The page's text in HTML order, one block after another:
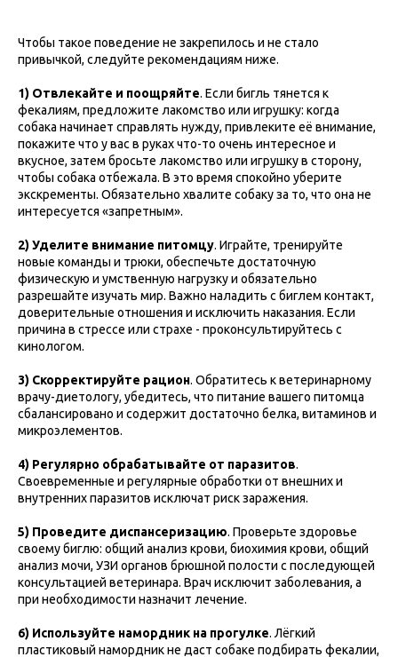
Чтобы такое поведение не закрепилось и не стало
привычкой, следуйте рекомендациям ниже.
1) Отвлекайте и поощряйте. Если бигль тянется к
фекалиям, предложите лакомство или игрушку: когда
собака начинает справлять нужду, привлеките её внимание,
покажите что у вас в руках что-то очень интересное и
вкусное, затем бросьте лакомство или игрушку в сторону,
чтобы собака отбежала. В это время спокойно уберите
экскременты. Обязательно хвалите собаку за то, что она не
интересуется «запретным».
2) Уделите внимание питомцу. Играйте, тренируйте
новые команды и трюки, обеспечьте достаточную
физическую и умственную нагрузку и обязательно
разрешайте изучать мир. Важно наладить с биглем контакт,
доверительные отношения и исключить наказания. Если
причина в стрессе или страхе - проконсультируйтесь с
кинологом.
3) Скорректируйте рацион. Обратитесь к ветеринарному
врачу-диетологу, убедитесь, что питание вашего питомца
сбалансировано и содержит достаточно белка, витаминов и
микроэлементов.
4) Регулярно обрабатывайте от паразитов.
Своевременные и регулярные обработки от внешних и
внутренних паразитов исключат риск заражения.
5) Проведите диспансеризацию. Проверьте здоровье
своему биглю: общий анализ крови, биохимия крови, общий
анализ мочи, УЗИ органов брюшной полости с последующей
консультацией ветеринара. Врач исключит заболевания, а
при необходимости назначит лечение.
6) Используйте намордник на прогулке. Лёгкий
пластиковый намордник не даст собаке подбирать фекалии,